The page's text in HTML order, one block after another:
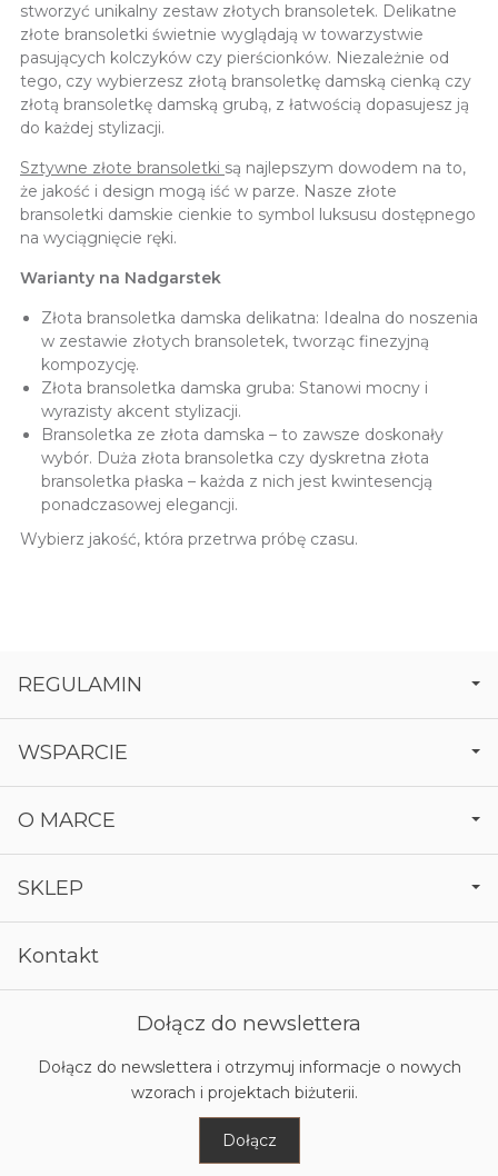
stworzyć unikalny zestaw złotych bransoletek. Delikatne
złote bransoletki świetnie wyglądają w towarzystwie
pasujących kolczyków czy pierścionków. Niezależnie od
tego, czy wybierzesz złotą bransoletkę damską cienką czy
złotą bransoletkę damską grubą, z łatwością dopasujesz ją
do każdej stylizacji.
Sztywne złote bransoletki są najlepszym dowodem na to,
że jakość i design mogą iść w parze. Nasze złote
bransoletki damskie cienkie to symbol luksusu dostępnego
na wyciągnięcie ręki.
Warianty na Nadgarstek
Złota bransoletka damska delikatna: Idealna do noszenia
w zestawie złotych bransoletek, tworząc finezyjną
kompozycję.
Złota bransoletka damska gruba: Stanowi mocny i
wyrazisty akcent stylizacji.
Bransoletka ze złota damska – to zawsze doskonały
wybór. Duża złota bransoletka czy dyskretna złota
bransoletka płaska – każda z nich jest kwintesencją
ponadczasowej elegancji.
Wybierz jakość, która przetrwa próbę czasu.
REGULAMIN
WSPARCIE
O MARCE
SKLEP
Kontakt
Dołącz do newslettera
Dołącz do newslettera i otrzymuj informacje o nowych
wzorach i projektach biżuterii.
Dołącz